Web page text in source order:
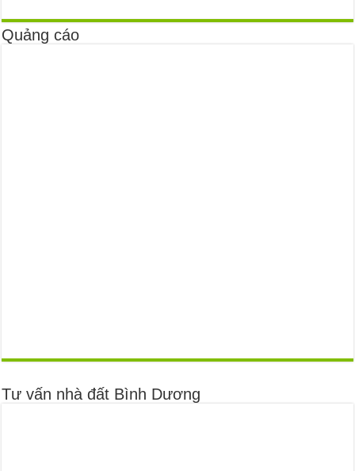
Quảng cáo
Tư vấn nhà đất Bình Dương